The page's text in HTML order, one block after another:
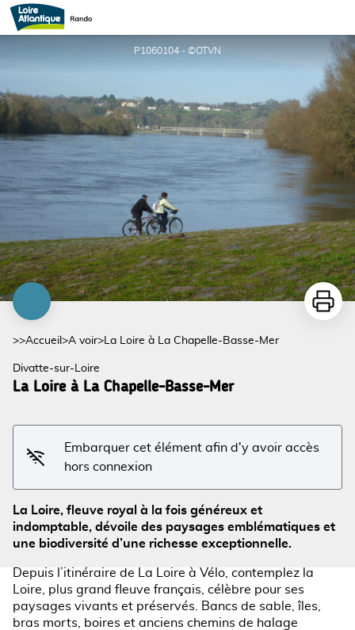
La Loire à La Chapelle-Basse-Mer
P1060104 - ©OTVN
Voir l'image en plein écran
>>Accueil >A voir>La Loire à La Chapelle-Basse-Mer
Divatte-sur-Loire
La Loire à La Chapelle-Basse-Mer
Embarquer cet élément afin d'y avoir accès
hors connexion
La Loire, fleuve royal à la fois généreux et
indomptable, dévoile des paysages emblématiques et
une biodiversité d’une richesse exceptionnelle.
Depuis l’itinéraire de La Loire à Vélo, contemplez la
Loire, plus grand fleuve français, célèbre pour ses
paysages vivants et préservés. Bancs de sable, îles,
bras morts, boires et anciens chemins de halage